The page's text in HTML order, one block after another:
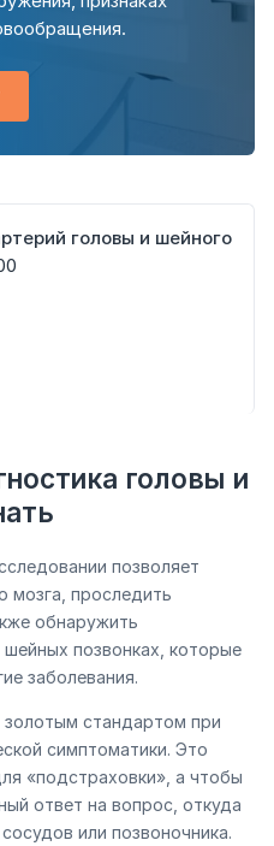
головы и шейного
головы и
позволяет
мозга, проследить
обнаружить
шейных позвонках, которые
заболевания.
стандартом при
симптоматики. Это
«подстраховки», а чтобы
ответ на вопрос, откуда
или позвоночника.